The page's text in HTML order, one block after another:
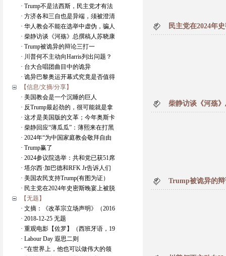
· Trump不是法西斯，民主党才有法
· 方济各和三自也是异端，须被澄清
· 华人教会不能在选举中虚伪，骗人
· 柴静访谈《河殇》总撰稿人苏晓康
· Trump被诡异的辩论三打一
· 川普何不主动向Harris列出问题？
· 台大合唱团曲目中的诡异
· 诡异巴黎奥运开幕式究竟是否值得
【信息/文摘/分享】
· 美国教会是一个沉睡的巨人
· 反Trump最起劲的，很可能就是拿
· 这才是美国版的文革；今年奥斯卡
· 柴静回应“薄瓜瓜”：薄熙来在打黑
· 2024年“为中国家庭教会敬拜自由
· Trump赢了
· 2024参议院选举：共和党已获51席
· 塔尔西·加巴德和RFK Jr告诉人们
· 美国农民支持Trump(有图为证）
· 民主党在2024年史密斯晚宴上被脱
【无题】
· 文摘：《改革宗立场声明》（2016
· 2018-12-25 无题
· 重观电影【佐罗】（西班牙语，19
· Labour Day 遐思二则
· “在世界上，他也可以做伟大的领
民主党在2024年
柴静访谈《河殇
Trump被诡异的